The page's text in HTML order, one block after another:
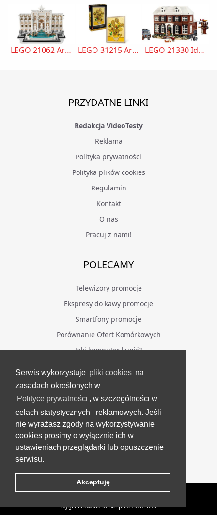
Serwis wykorzystuje pliki cookies na
zasadach określonych w
Polityce prywatności , w szczególności w
celach statystycznych i reklamowych. Jeśli
nie wyrażasz zgody na wykorzystywanie
cookies prosimy o wyłącznie ich w
ustawieniach przeglądarki lub opuszczenie
serwisu.
Akceptuję
LEGO 21062 Architecture Fontanna di Trevi LEGO 31215 Art Słoneczniki Vincent van Gogh LEGO 21330 Ideas Kevin sam w domu
PRZYDATNE LINKI
Redakcja VideoTesty
Reklama
Polityka prywatności
Polityka plików cookies
Regulamin
Kontakt
O nas
Pracuj z nami!
POLECAMY
Telewizory promocje
Ekspresy do kawy promocje
Smartfony promocje
Porównanie Ofert Komórkowych
Jaki komputer kupić?
BĄDŹ NA BIEŻĄCO
Facebook
Grupa Testerzy Videotestów
YouTube
Twitter
VideoTesty.pl Wszelkie prawa zastrzeżone
Wygenerowano 07 sierpnia 2026 roku